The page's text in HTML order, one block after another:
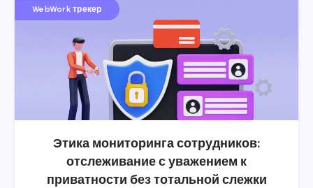
WebWork трекер
Этика мониторинга сотрудников:
отслеживание с уважением к
приватности без тотальной слежки